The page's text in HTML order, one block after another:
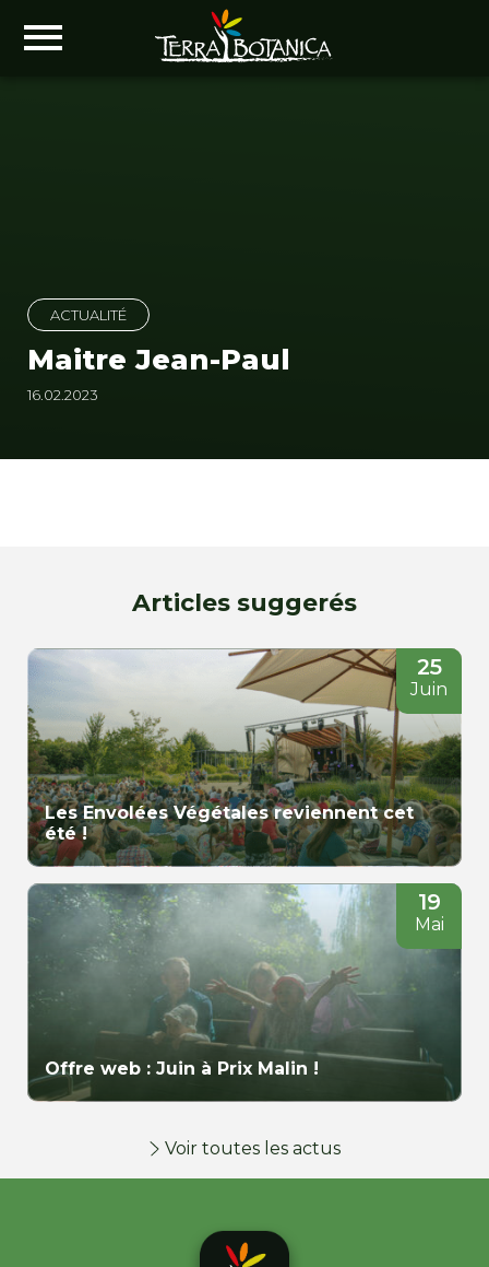
ACTUALITÉ
Maitre Jean-Paul
16.02.2023
Articles suggerés
25
Juin
Les Envolées Végétales reviennent cet
été !
19
Mai
Offre web : Juin à Prix Malin !
Voir toutes les actus